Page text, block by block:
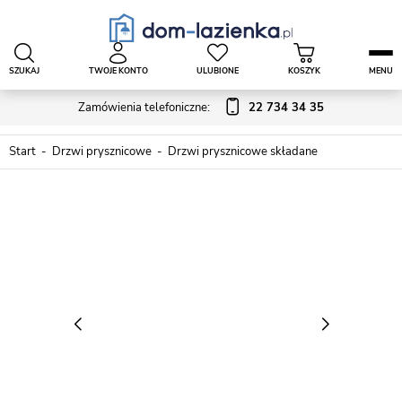
Zamówienia telefoniczne: 22 734 34 35
SZUKAJ TWOJE KONTO ULUBIONE KOSZYK MENU
Start Drzwi prysznicowe Drzwi prysznicowe składane